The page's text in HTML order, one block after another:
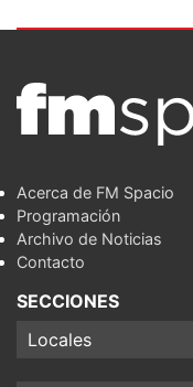
Acerca de FM Spacio
Programación
Archivo de Noticias
Contacto
SECCIONES
Locales